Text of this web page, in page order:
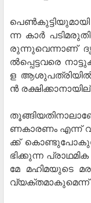
ന്ന കാ​ർ
രു​ന്നു​വെ​ന്നാ​ണ്
ൽ​പ്പെ​ട്ട​വ​രെ
ള ആ​ശു​പ​ത്രി​യി​ല്‍
ൻ
ണ​കാ​ര​ണം എ​ന്ന്
ക്ക്
ഭി​ക്കു​ന്ന
മേ മ​ഹി​മ​യു​ടെ